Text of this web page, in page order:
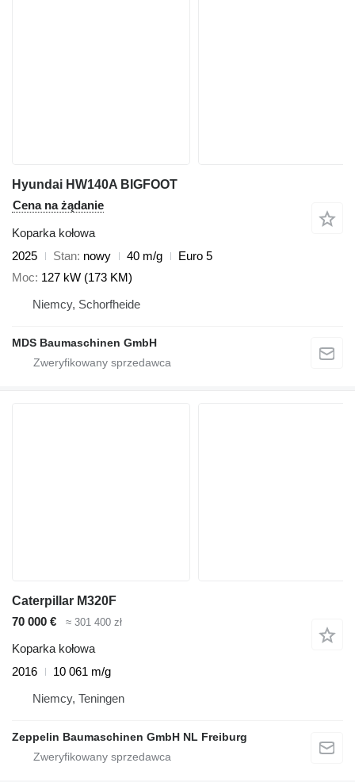
Hyundai HW140A BIGFOOT
Cena na żądanie
Koparka kołowa
2025
Stan nowy 40 m/g
Euro 5
Moc 127 kW (173 KM)
Niemcy, Schorfheide
MDS Baumaschinen GmbH
Caterpillar M320F
70 000 €
≈ 301 400 zł
Koparka kołowa
2016
10 061 m/g
Niemcy, Teningen
Zeppelin Baumaschinen GmbH NL Freiburg